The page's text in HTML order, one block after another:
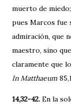
muerto de
pues Marcos fue
admiración, que
maestro, sino
claramente que
In Matthaeum
14,32-42. En la